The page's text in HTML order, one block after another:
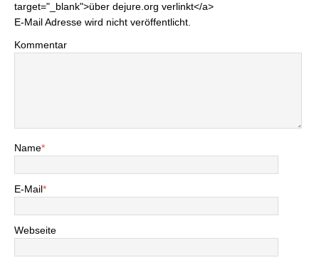
target="_blank">über dejure.org verlinkt</a>
E-Mail Adresse wird nicht veröffentlicht.
Kommentar
Name*
E-Mail*
Webseite